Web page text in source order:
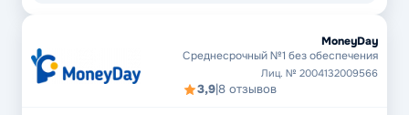
MoneyDay
Среднесрочный №1 без обеспечения
Лиц. № 2004132009566
3,9|8 отзывов